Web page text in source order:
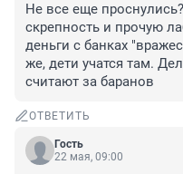
Не все еще
скрепность и прочую
деньги с банках
же, дети учатся там.
считают за баранов
ОТВЕТИТЬ
Гость
22 мая, 09:00